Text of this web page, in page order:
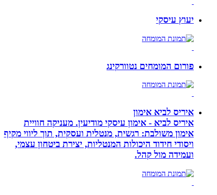
יעוץ עיסקי
פורום המומחים נטוורקינג
איריס לביא אימון
איריס לביא - אימון עיסקי מודיעין. מעניקה חוויית
אימון משולבת: רגשית, מנטלית ועסקית, תוך ליווי מקיף
ויסודי חידוד היכולות המנטליות, יצירת ביטחון עצמי,
ועמידה מול קהל.